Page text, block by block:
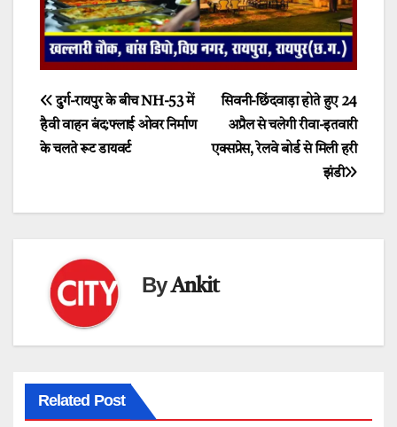
Post
navigation
सिवनी-छिंदवाड़ा होते हुए 24
अप्रैल से चलेगी रीवा-इतवारी
एक्सप्रेस, रेलवे बोर्ड से मिली हरी
झंडी
दुर्ग-रायपुर के बीच NH-53 में
हैवी वाहन बंद:फ्लाई ओवर निर्माण
के चलते रूट डायवर्ट
ByAnkit
Related Post